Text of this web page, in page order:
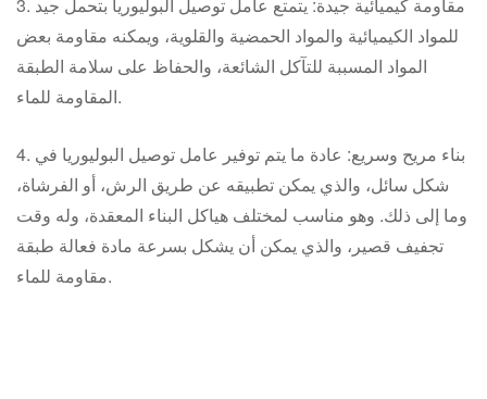
3. مقاومة كيميائية جيدة: يتمتع عامل توصيل البوليوريا بتحمل جيد
للمواد الكيميائية والمواد الحمضية والقلوية، ويمكنه مقاومة بعض
المواد المسببة للتآكل الشائعة، والحفاظ على سلامة الطبقة
المقاومة للماء.
4. بناء مريح وسريع: عادة ما يتم توفير عامل توصيل البوليوريا في
شكل سائل، والذي يمكن تطبيقه عن طريق الرش، أو الفرشاة،
وما إلى ذلك. وهو مناسب لمختلف هياكل البناء المعقدة، وله وقت
تجفيف قصير، والذي يمكن أن يشكل بسرعة مادة فعالة طبقة
مقاومة للماء.